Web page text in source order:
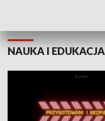
NAUKA I EDUKACJA